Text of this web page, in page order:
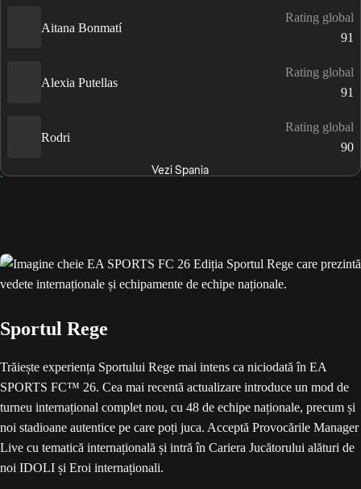
Aitana Bonmatí
Rating global
91
Alexia Putellas
Rating global
91
Rodri
Rating global
90
Vezi Spania
Sportul Rege
Trăiește experiența Sportului Rege mai intens ca niciodată în EA
SPORTS FC™ 26. Cea mai recentă actualizare introduce un mod de
turneu internațional complet nou, cu 48 de echipe naționale, precum și
noi stadioane autentice pe care poți juca. Acceptă Provocările Manager
Live cu tematică internațională și intră în Cariera Jucătorului alături de
noi IDOLI și Eroi internaționali.